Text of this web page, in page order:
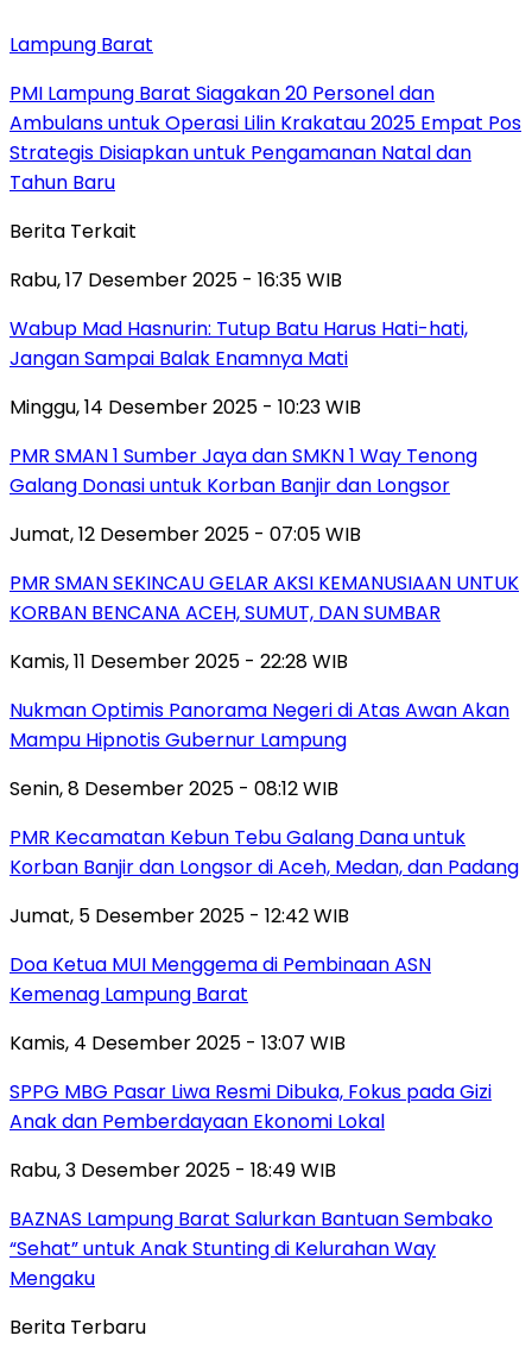
Lampung Barat
PMI Lampung Barat Siagakan 20 Personel dan
Ambulans untuk Operasi Lilin Krakatau 2025 Empat Pos
Strategis Disiapkan untuk Pengamanan Natal dan
Tahun Baru
Berita Terkait
Rabu, 17 Desember 2025 - 16:35 WIB
Wabup Mad Hasnurin: Tutup Batu Harus Hati-hati,
Jangan Sampai Balak Enamnya Mati
Minggu, 14 Desember 2025 - 10:23 WIB
PMR SMAN 1 Sumber Jaya dan SMKN 1 Way Tenong
Galang Donasi untuk Korban Banjir dan Longsor
Jumat, 12 Desember 2025 - 07:05 WIB
PMR SMAN SEKINCAU GELAR AKSI KEMANUSIAAN UNTUK
KORBAN BENCANA ACEH, SUMUT, DAN SUMBAR
Kamis, 11 Desember 2025 - 22:28 WIB
Nukman Optimis Panorama Negeri di Atas Awan Akan
Mampu Hipnotis Gubernur Lampung
Senin, 8 Desember 2025 - 08:12 WIB
PMR Kecamatan Kebun Tebu Galang Dana untuk
Korban Banjir dan Longsor di Aceh, Medan, dan Padang
Jumat, 5 Desember 2025 - 12:42 WIB
Doa Ketua MUI Menggema di Pembinaan ASN
Kemenag Lampung Barat
Kamis, 4 Desember 2025 - 13:07 WIB
SPPG MBG Pasar Liwa Resmi Dibuka, Fokus pada Gizi
Anak dan Pemberdayaan Ekonomi Lokal
Rabu, 3 Desember 2025 - 18:49 WIB
BAZNAS Lampung Barat Salurkan Bantuan Sembako
“Sehat” untuk Anak Stunting di Kelurahan Way
Mengaku
Berita Terbaru